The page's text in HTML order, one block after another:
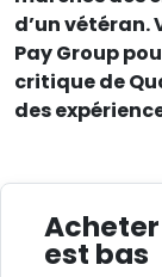
d’un vétéran.
Pay Group
critique de
des
est bas